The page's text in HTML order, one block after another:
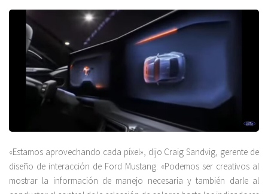
«Estamos aprovechando cada píxel», dijo Craig Sandvig, gerente de
diseño de interacción de Ford Mustang. «Podemos ser creativos al
mostrar la información de manejo necesaria y también darle al